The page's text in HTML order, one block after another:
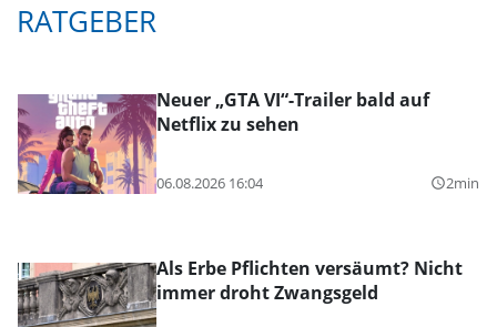
RATGEBER
Neuer „GTA VI“-Trailer bald auf
Netflix zu sehen
06.08.2026 16:04 query_builder2min
Als Erbe Pflichten versäumt? Nicht
immer droht Zwangsgeld